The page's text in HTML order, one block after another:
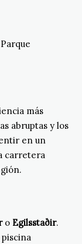
más
abruptas y los
en un
carretera
o Egilsstaðir.
piscina